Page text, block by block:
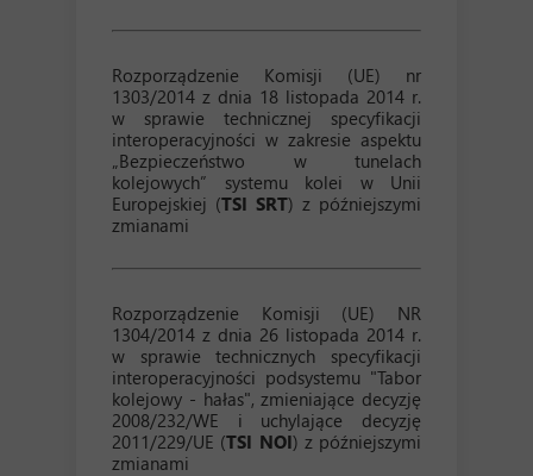
Rozporządzenie Komisji (UE) nr
1303/2014 z dnia 18 listopada 2014 r.
w sprawie technicznej specyfikacji
interoperacyjności w zakresie aspektu
„Bezpieczeństwo w tunelach
kolejowych” systemu kolei w Unii
Europejskiej (TSI SRT) z późniejszymi
zmianami
Rozporządzenie Komisji (UE) NR
1304/2014 z dnia 26 listopada 2014 r.
w sprawie technicznych specyfikacji
interoperacyjności podsystemu "Tabor
kolejowy - hałas", zmieniające decyzję
2008/232/WE i uchylające decyzję
2011/229/UE (TSI NOI) z późniejszymi
zmianami